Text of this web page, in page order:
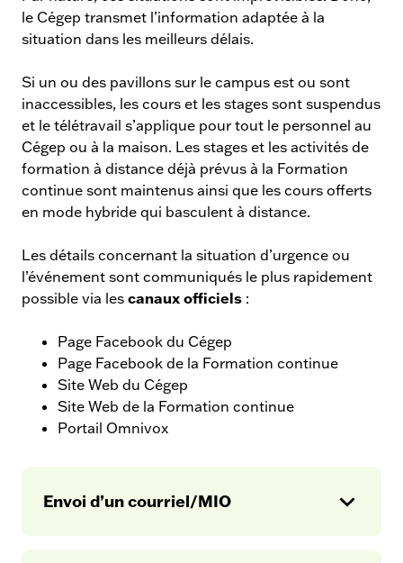
le Cégep transmet l’information adaptée à la
situation dans les meilleurs délais.
Si un ou des pavillons sur le campus est ou sont
inaccessibles, les cours et les stages sont suspendus
et le télétravail s’applique pour tout le personnel au
Cégep ou à la maison. Les stages et les activités de
formation à distance déjà prévus à la Formation
continue sont maintenus ainsi que les cours offerts
en mode hybride qui basculent à distance.
Les détails concernant la situation d’urgence ou
l’événement sont communiqués le plus rapidement
possible via les canaux officiels :
Page Facebook du Cégep
Page Facebook de la Formation continue
Site Web du Cégep
Site Web de la Formation continue
Portail Omnivox
Envoi d’un courriel/MIO